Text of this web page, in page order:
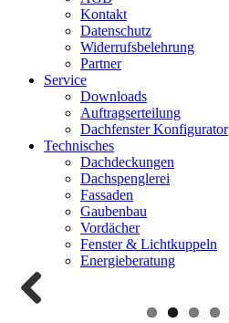
Kontakt
Datenschutz
Widerrufsbelehrung
Partner
Service
Downloads
Auftragserteilung
Dachfenster Konfigurator
Technisches
Dachdeckungen
Dachspenglerei
Fassaden
Gaubenbau
Vordächer
Fenster & Lichtkuppeln
Energieberatung